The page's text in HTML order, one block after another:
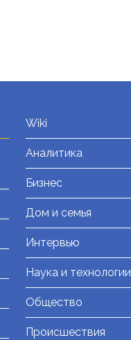
Wiki
Аналитика
Бизнес
Дом и семья
Интервью
Наука и технологии
Общество
Происшествия